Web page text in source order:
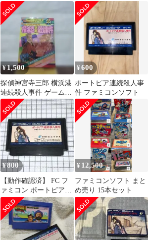
人事件
¥1,500
探偵神宮寺三郎 横浜港
連続殺人事件 ゲーム必
勝法シリーズ
¥600
ポートピア連続殺人事
件 ファミコンソフト
¥800
【動作確認済】 FC フ
ァミコン ポートピア連
続殺人事件 記名あり
¥ 12,500
ファミコンソフト まと
め売り 15本セット